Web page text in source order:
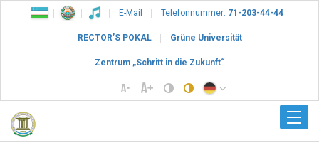
E-Mail Telefonnummer: 71-203-44-44
RECTOR’S POKAL Grüne Universität
Zentrum „Schritt in die Zukunft“